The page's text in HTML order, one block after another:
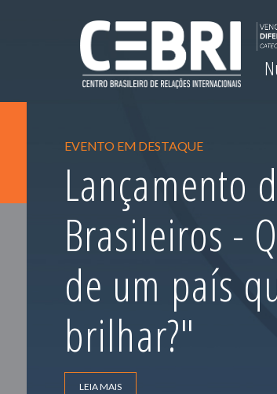
EVENTO EM DESTAQUE
Lançamento
Brasileiros -
de um país
brilhar?"
LEIA MAIS